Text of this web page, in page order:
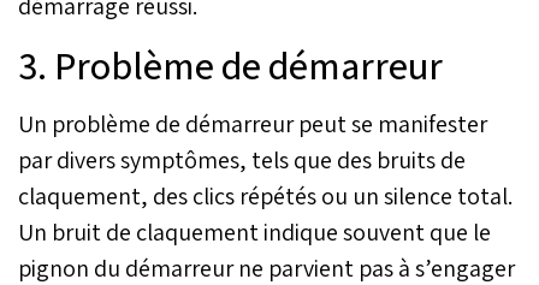
3. Problème de démarreur
Un problème de démarreur peut se manifester
par divers symptômes, tels que des bruits de
claquement, des clics répétés ou un silence total.
Un bruit de claquement indique souvent que le
pignon du démarreur ne parvient pas à s’engager